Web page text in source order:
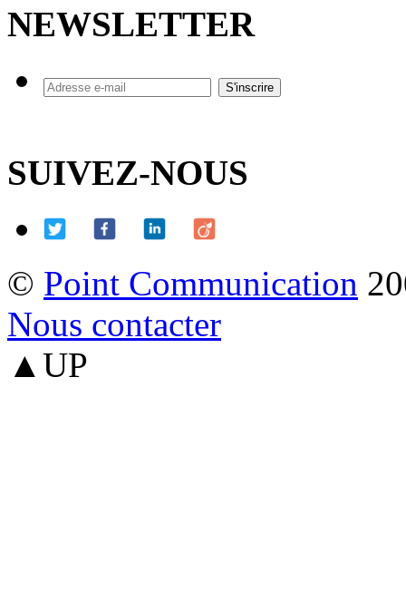
NEWSLETTER
SUIVEZ-NOUS
© Point Communication
Nous contacter
▲UP